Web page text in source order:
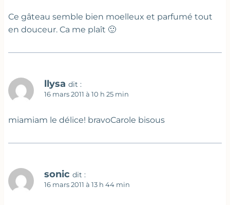
Ce gâteau semble bien moelleux et parfumé tout
en douceur. Ca me plaît 🙂
llysa dit :
16 mars 2011 à 10 h 25 min
miamiam le délice! bravoCarole bisous
sonic dit :
16 mars 2011 à 13 h 44 min